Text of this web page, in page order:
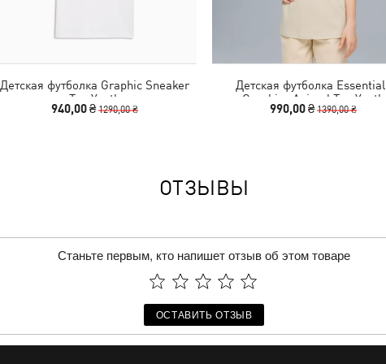
Детская футболка Graphic Sneaker
Tee Youth
940,00 ₴1290,00 ₴
Детская футболка
Graphics Animal Tee Youth
990,00 ₴1390,00 ₴
ОТЗЫВЫ
Станьте первым, кто напишет отзыв об этом товаре
ОСТАВИТЬ ОТЗЫВ